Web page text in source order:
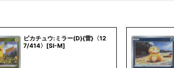
ピカチュウ:ミラー(D){雷}〈12
7/414〉[SI-M]